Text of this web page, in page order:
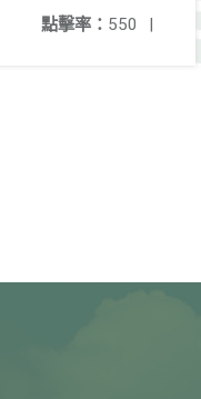
點擊率： 550 |